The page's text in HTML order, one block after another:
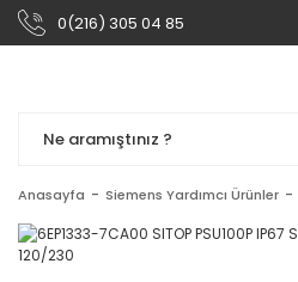
0(216) 305 04 85
Anasayfa Siemens Yardımcı Ürünler